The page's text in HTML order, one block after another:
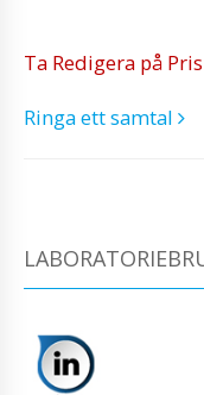
Ta Redigera på Pris
Ringa ett samtal